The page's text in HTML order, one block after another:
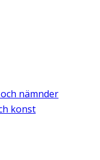
nämnder
konst